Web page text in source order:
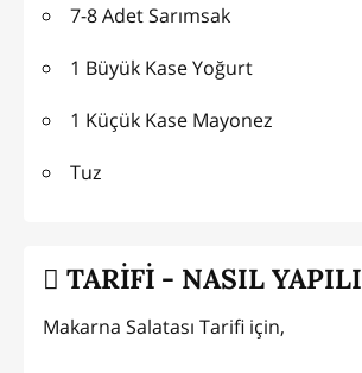
7-8 Adet Sarımsak
1 Büyük Kase Yoğurt
1 Küçük Kase Mayonez
Tuz
TARİFİ - NASIL
Makarna Salatası Tarifi için,